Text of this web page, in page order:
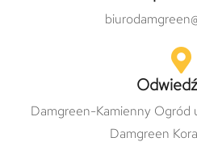
Damgreen-Kamienny Ogród
Damgreen